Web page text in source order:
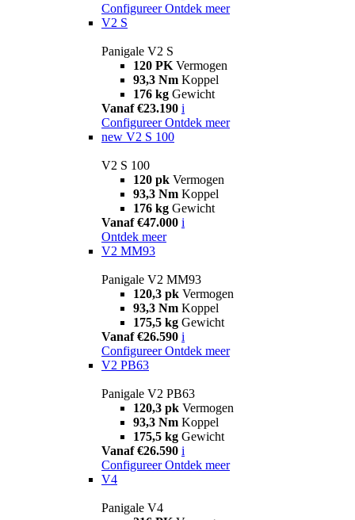
Configureer Ontdek meer
V2 S
Panigale V2 S
120 PK Vermogen
93,3 Nm Koppel
176 kg Gewicht
Vanaf €23.190 i
Configureer Ontdek meer
new V2 S 100
V2 S 100
120 pk Vermogen
93,3 Nm Koppel
176 kg Gewicht
Vanaf €47.000 i
Ontdek meer
V2 MM93
Panigale V2 MM93
120,3 pk Vermogen
93,3 Nm Koppel
175,5 kg Gewicht
Vanaf €26.590 i
Configureer Ontdek meer
V2 PB63
Panigale V2 PB63
120,3 pk Vermogen
93,3 Nm Koppel
175,5 kg Gewicht
Vanaf €26.590 i
Configureer Ontdek meer
V4
Panigale V4